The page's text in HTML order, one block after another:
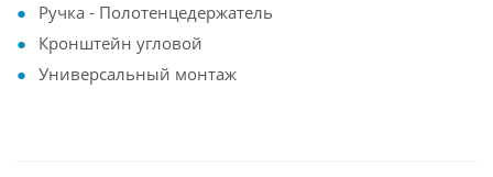
Ручка - Полотенцедержатель
Кронштейн угловой
Универсальный монтаж